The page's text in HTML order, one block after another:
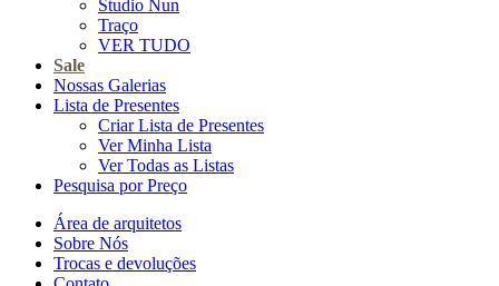
Studio Nun
Traço
VER TUDO
Sale
Nossas Galerias
Lista de Presentes
Criar Lista de Presentes
Ver Minha Lista
Ver Todas as Listas
Pesquisa por Preço
Área de arquitetos
Sobre Nós
Trocas e devoluções